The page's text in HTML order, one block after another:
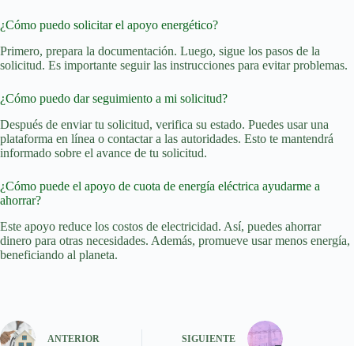
¿Cómo puedo solicitar el apoyo energético?
Primero, prepara la documentación. Luego, sigue los pasos de la
solicitud. Es importante seguir las instrucciones para evitar problemas.
¿Cómo puedo dar seguimiento a mi solicitud?
Después de enviar tu solicitud, verifica su estado. Puedes usar una
plataforma en línea o contactar a las autoridades. Esto te mantendrá
informado sobre el avance de tu solicitud.
¿Cómo puede el apoyo de cuota de energía eléctrica ayudarme a
ahorrar?
Este apoyo reduce los costos de electricidad. Así, puedes ahorrar
dinero para otras necesidades. Además, promueve usar menos energía,
beneficiando al planeta.
ANTERIOR SIGUIENTE